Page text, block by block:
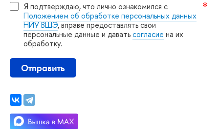
Я подтверждаю, что лично ознакомился с
Положением об обработке персональных данных
НИУ ВШЭ, вправе предоставлять свои
персональные данные и даватьсогласие на их
обработку.
Отправить